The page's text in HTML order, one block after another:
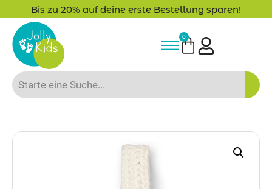
Bis zu 20% auf deine erste Bestellung sparen!
0